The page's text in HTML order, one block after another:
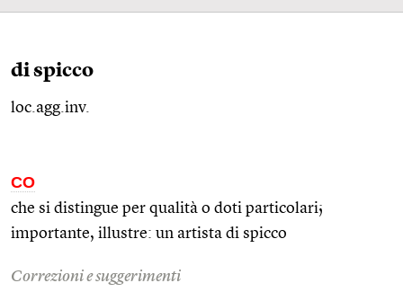
di spicco
loc.agg.inv.
CO
che si distingue per qualità o doti particolari;
importante, illustre: un artista di spicco
Correzioni e suggerimenti